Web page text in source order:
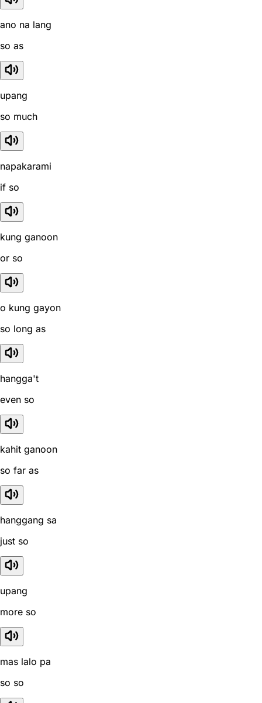
ano na lang
so as
upang
so much
napakarami
if so
kung ganoon
or so
o kung gayon
so long as
hangga't
even so
kahit ganoon
so far as
hanggang sa
just so
upang
more so
mas lalo pa
so so